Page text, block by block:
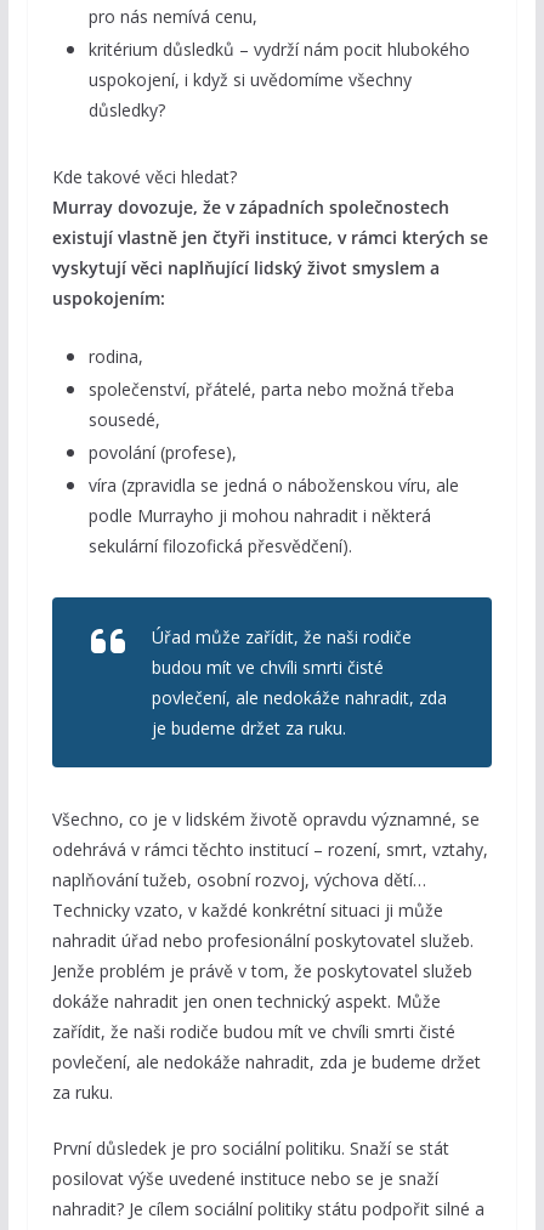
pro nás nemívá cenu,
kritérium důsledků – vydrží nám pocit hlubokého
uspokojení, i když si uvědomíme všechny
důsledky?
Kde takové věci hledat?
Murray dovozuje, že v západních společnostech
existují vlastně jen čtyři instituce, v rámci kterých se
vyskytují věci naplňující lidský život smyslem a
uspokojením:
rodina,
společenství, přátelé, parta nebo možná třeba
sousedé,
povolání (profese),
víra (zpravidla se jedná o náboženskou víru, ale
podle Murrayho ji mohou nahradit i některá
sekulární filozofická přesvědčení).
Úřad může zařídit, že naši rodiče
budou mít ve chvíli smrti čisté
povlečení, ale nedokáže nahradit, zda
je budeme držet za ruku.
Všechno, co je v lidském životě opravdu významné, se
odehrává v rámci těchto institucí – rození, smrt, vztahy,
naplňování tužeb, osobní rozvoj, výchova dětí…
Technicky vzato, v každé konkrétní situaci ji může
nahradit úřad nebo profesionální poskytovatel služeb.
Jenže problém je právě v tom, že poskytovatel služeb
dokáže nahradit jen onen technický aspekt. Může
zařídit, že naši rodiče budou mít ve chvíli smrti čisté
povlečení, ale nedokáže nahradit, zda je budeme držet
za ruku.
První důsledek je pro sociální politiku. Snaží se stát
posilovat výše uvedené instituce nebo se je snaží
nahradit? Je cílem sociální politiky státu podpořit silné a